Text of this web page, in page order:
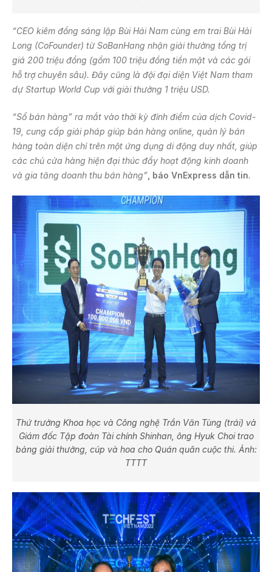
“CEO kiêm đồng sáng lập Bùi Hải Nam cùng em trai Bùi Hải
Long (CoFounder) từ SoBanHang nhận giải thưởng tổng trị
giá 200 triệu đồng (gồm 100 triệu đồng tiền mặt và các gói
hỗ trợ chuyên sâu). Đây cũng là đội đại diện Việt Nam tham
dự Startup World Cup với giải thưởng 1 triệu USD.
“Sổ bán hàng” ra mắt vào thời kỳ đỉnh điểm của dịch Covid-
19, cung cấp giải pháp giúp bán hàng online, quản lý bán
hàng toàn diện chỉ trên một ứng dụng di động duy nhất, giúp
các chủ cửa hàng hiện đại thúc đẩy hoạt động kinh doanh
và gia tăng doanh thu bán hàng” , báo VnExpress dẫn tin.
Thứ trưởng Khoa học và Công nghệ Trần Văn Tùng (trái) và
Giám đốc Tập đoàn Tài chính Shinhan, ông Hyuk Choi trao
bảng giải thưởng, cúp và hoa cho Quán quân cuộc thi. Ảnh:
TTTT